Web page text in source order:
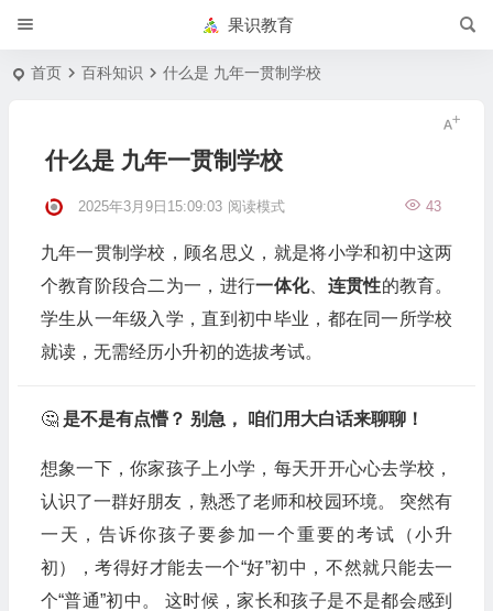
果识教育
首页 百科知识 什么是 九年一贯制学校
什么是 九年一贯制学校
2025年3月9日15:09:03 43
阅读模式
九年一贯制学校，顾名思义，就是将小学和初中这两
个教育阶段合二为一，进行一体化、 连贯性的教育。
学生从一年级入学，直到初中毕业，都在同一所学校
就读，无需经历小升初的选拔考试。
🤔 是不是有点懵？ 别急， 咱们用大白话来聊聊！
想象一下，你家孩子上小学，每天开开心心去学校，
认识了一群好朋友，熟悉了老师和校园环境。 突然有
一天，告诉你孩子要参加一个重要的考试（小升
初），考得好才能去一个“好”初中，不然就只能去一
个“普通”初中。 这时候，家长和孩子是不是都会感到